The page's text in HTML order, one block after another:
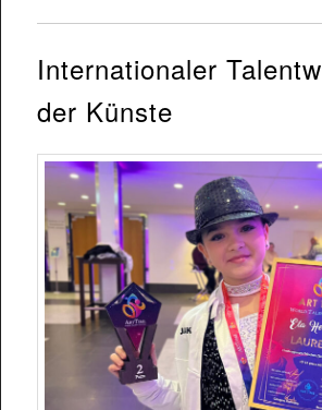
Internationaler
der Künste